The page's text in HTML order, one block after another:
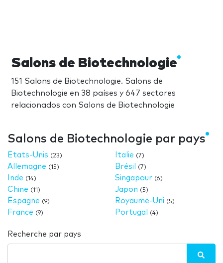
Salons de Biotechnologie
151 Salons de Biotechnologie. Salons de
Biotechnologie en 38 países y 647 sectores
relacionados con Salons de Biotechnologie
Salons de Biotechnologie par pays
Etats-Unis (23)
Allemagne (15)
Inde (14)
Chine (11)
Espagne (9)
France (9)
Italie (7)
Brésil (7)
Singapour (6)
Japon (5)
Royaume-Uni (5)
Portugal (4)
Recherche par pays